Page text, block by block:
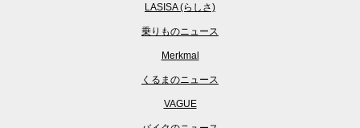
LASISA (らしさ)
乗りものニュース
Merkmal
くるまのニュース
VAGUE